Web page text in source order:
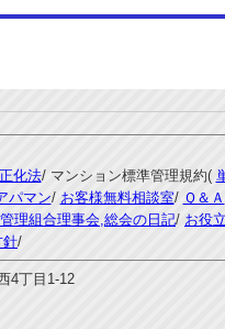
化法/ マンション標準管理規約(
パマン/ お客様無料相談室/ Ｑ＆Ａ
管理組合理事会,総会の日記/ お役
針/
4丁目1-12